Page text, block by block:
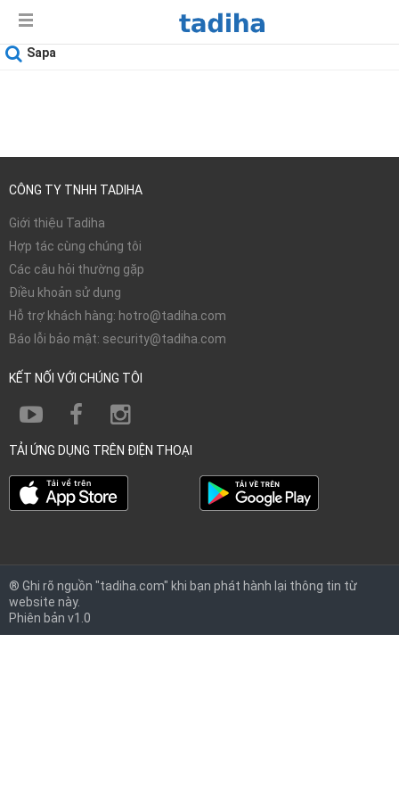
Sapa
CÔNG TY TNHH TADIHA
Giới thiệu Tadiha
Hợp tác cùng chúng tôi
Các câu hỏi thường gặp
Điều khoản sử dụng
Hỗ trợ khách hàng: hotro@tadiha.com
Báo lỗi bảo mật: security@tadiha.com
KẾT NỐI VỚI CHÚNG TÔI
TẢI ỨNG DỤNG TRÊN ĐIỆN THOẠI
® Ghi rõ nguồn "tadiha.com" khi bạn phát hành lại thông tin từ
website này.
Phiên bản v1.0